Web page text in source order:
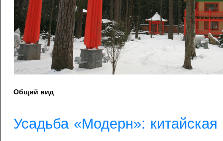
Общий вид
Усадьба «Модерн»: китайская